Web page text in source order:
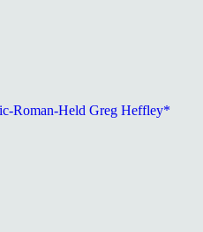
Roman-Held Greg Heffley*